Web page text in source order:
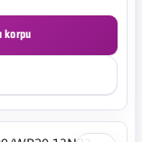
korpu